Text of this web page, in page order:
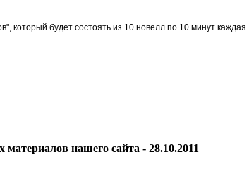
который будет состоять из 10 новелл по 10 минут каждая.
нашего сайта - 28.10.2011